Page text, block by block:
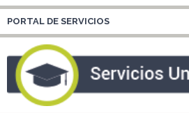
PORTAL DE SERVICIOS